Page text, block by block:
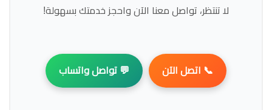
لا تنتظر، تواصل معنا الآن واحجز خدمتك بسهولة!
📞 اتصل الآن 💬 تواصل واتساب